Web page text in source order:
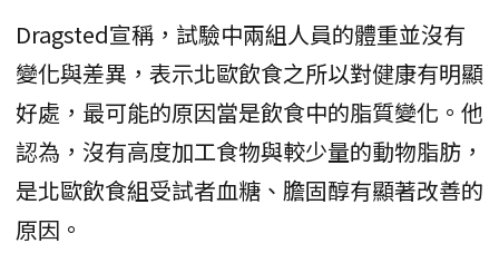
Dragsted宣稱，試驗中兩組人員的體重並沒有
變化與差異，表示北歐飲食之所以對健康有明顯
好處，最可能的原因當是飲食中的脂質變化。他
認為，沒有高度加工食物與較少量的動物脂肪，
是北歐飲食組受試者血糖、膽固醇有顯著改善的
原因。